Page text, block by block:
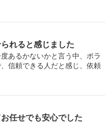
れると感じました
あるかないかと言う中、ポラ
信頼できる人だと感じ、依頼
任せでも安心でした